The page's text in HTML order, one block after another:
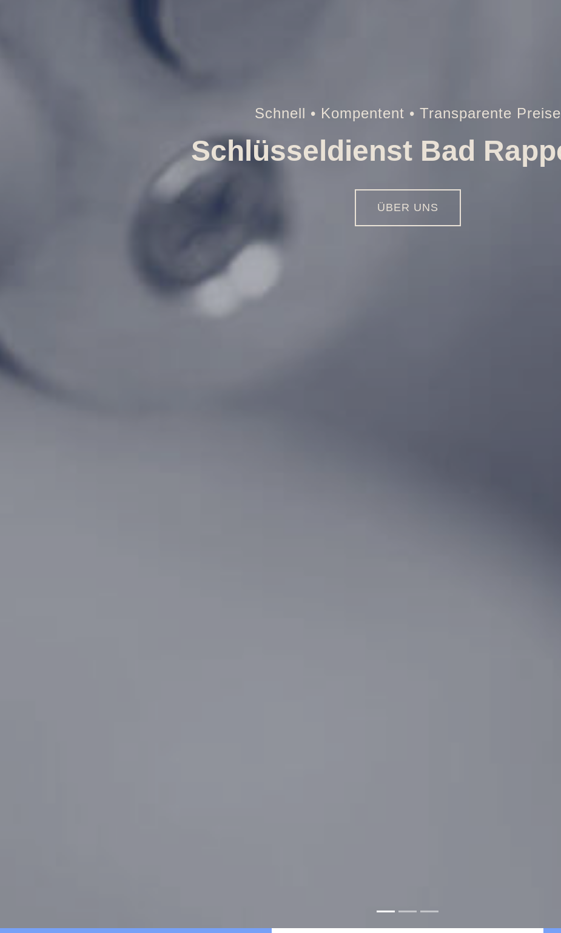
Tresor • Auto • Briefkasten • Brandschutztür
Öffnungen aller Art
01516 - 113 55 44